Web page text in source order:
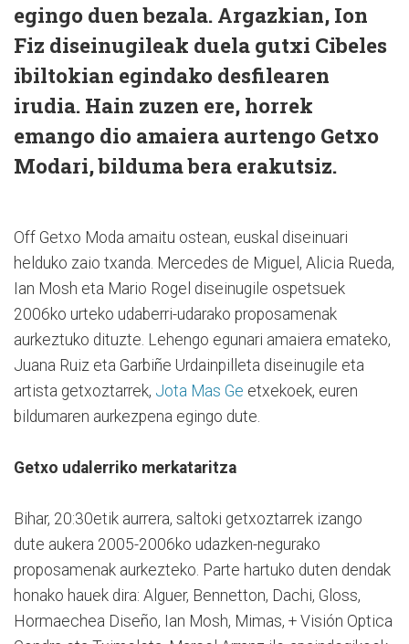
egingo duen bezala. Argazkian, Ion
Fiz diseinugileak duela gutxi Cibeles
ibiltokian egindako desfilearen
irudia. Hain zuzen ere, horrek
emango dio amaiera aurtengo Getxo
Modari, bilduma bera erakutsiz.
Off Getxo Moda amaitu ostean, euskal diseinuari
helduko zaio txanda. Mercedes de Miguel, Alicia Rueda,
Ian Mosh eta Mario Rogel diseinugile ospetsuek
2006ko urteko udaberri-udarako proposamenak
aurkeztuko dituzte. Lehengo egunari amaiera emateko,
Juana Ruiz eta Garbiñe Urdainpilleta diseinugile eta
artista getxoztarrek, Jota Mas Ge etxekoek, euren
bildumaren aurkezpena egingo dute.
Getxo udalerriko merkataritza
Bihar, 20:30etik aurrera, saltoki getxoztarrek izango
dute aukera 2005-2006ko udazken-negurako
proposamenak aurkezteko. Parte hartuko duten dendak
honako hauek dira: Alguer, Bennetton, Dachi, Gloss,
Hormaechea Diseño, Ian Mosh, Mimas, + Visión Optica